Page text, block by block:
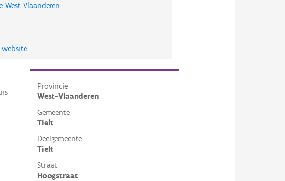
Vlaanderen
website.
Provincie
West-Vlaanderen
Gemeente
Tielt
Deelgemeente
Tielt
Straat
Hoogstraat